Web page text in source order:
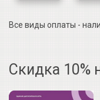
Все виды оплаты -
Скидка 10%